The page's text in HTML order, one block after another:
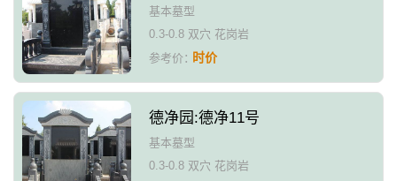
基本墓型
0.3-0.8 双穴 花岗岩
参考价：时价
德净园:德净11号
基本墓型
0.3-0.8 双穴 花岗岩